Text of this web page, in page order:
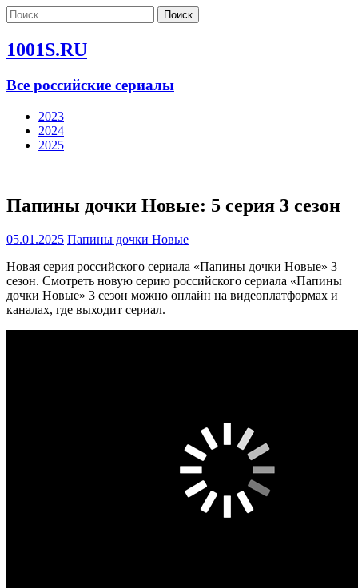
Найти:
1001S.RU
Все российские сериалы
2023
2024
2025
Папины дочки Новые: 5 серия 3 сезон
05.01.2025 Папины дочки Новые
Новая серия российского сериала «Папины дочки Новые» 3
сезон. Смотреть новую серию российского сериала «Папины
дочки Новые» 3 сезон можно онлайн на видеоплатформах и
каналах, где выходит сериал.